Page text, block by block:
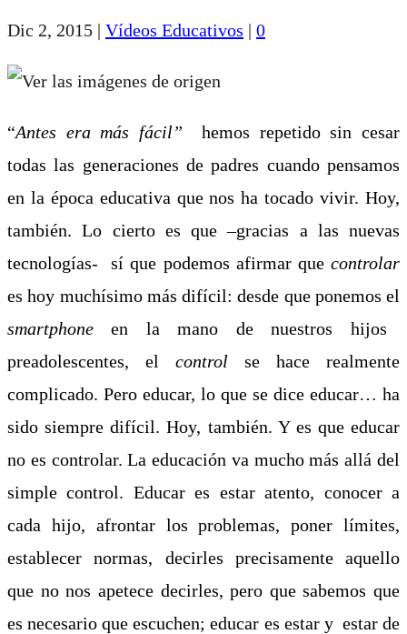
Dic 2, 2015 | Vídeos Educativos | 0
“Antes era más fácil”
hemos repetido sin cesar
todas las generaciones de padres cuando pensamos
en la época educativa que nos ha tocado vivir. Hoy,
también. Lo cierto es que –gracias a las nuevas
tecnologías- sí que podemos afirmar que controlar
es hoy muchísimo más difícil: desde que ponemos el
smartphone en la mano de nuestros hijos
preadolescentes, el control se hace realmente
complicado. Pero educar, lo que se dice educar… ha
sido siempre difícil. Hoy, también. Y es que educar
no es controlar. La educación va mucho más allá del
simple control. Educar es estar atento, conocer a
cada hijo, afrontar los problemas, poner límites,
establecer normas, decirles precisamente aquello
que no nos apetece decirles, pero que sabemos que
es necesario que escuchen; educar es estar y estar de